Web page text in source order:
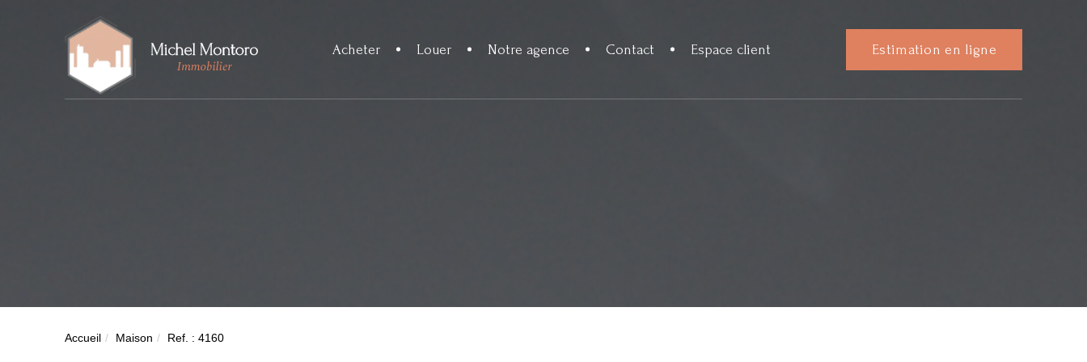
Acheter Louer Notre agence Contact Espace client Estimation en ligne
Accueil Maison Ref. : 4160